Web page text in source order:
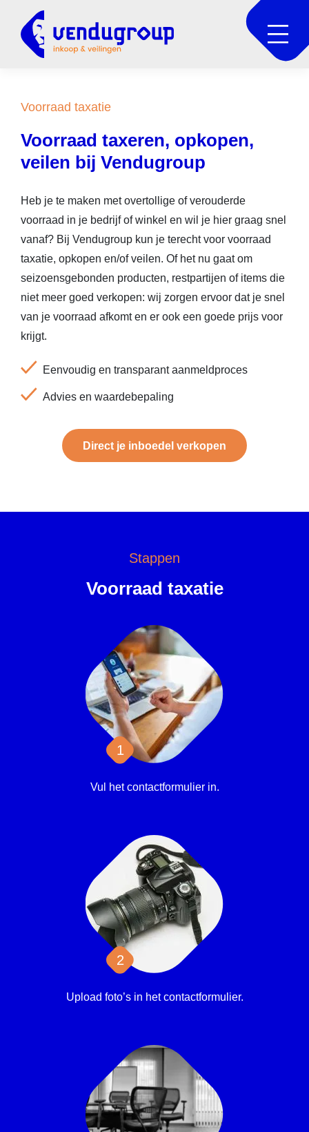
Voorraad taxatie
Voorraad taxeren, opkopen,
veilen bij Vendugroup
Heb je te maken met overtollige of verouderde
voorraad in je bedrijf of winkel en wil je hier graag snel
vanaf? Bij Vendugroup kun je terecht voor voorraad
taxatie, opkopen en/of veilen. Of het nu gaat om
seizoensgebonden producten, restpartijen of items die
niet meer goed verkopen: wij zorgen ervoor dat je snel
van je voorraad afkomt en er ook een goede prijs voor
krijgt.
Eenvoudig en transparant aanmeldproces
Advies en waardebepaling
Direct je inboedel verkopen
Stappen
Voorraad taxatie
Vul het contactformulier in.
Upload foto’s in het contactformulier.